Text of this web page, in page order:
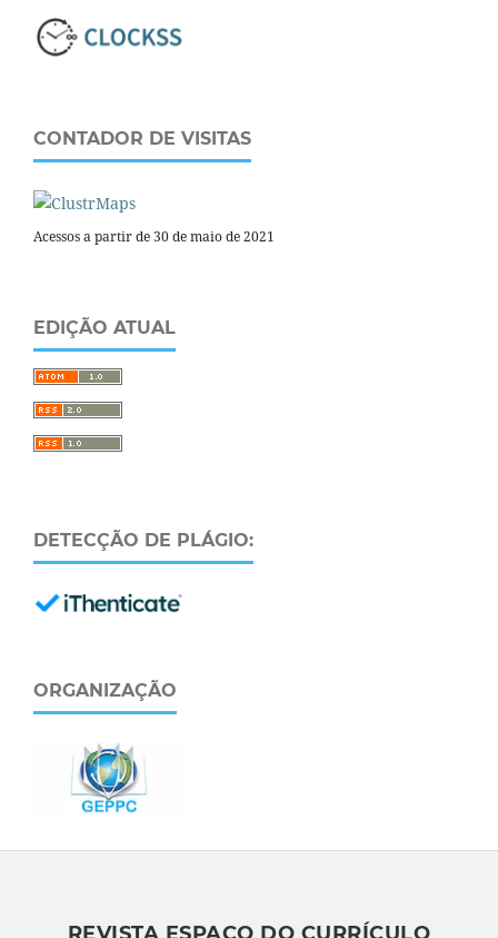
CONTADOR DE VISITAS
Acessos a partir de 30 de maio de 2021
EDIÇÃO ATUAL
DETECÇÃO DE PLÁGIO:
ORGANIZAÇÃO